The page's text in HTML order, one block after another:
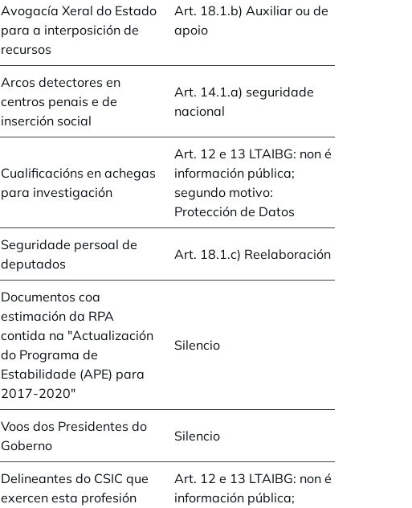
Avogacía Xeral do Estado
para a interposición de
recursos
Art. 18.1.b) Auxiliar ou de
apoio
Arcos detectores en
centros penais e de
inserción social
Art. 14.1.a) seguridade
nacional
Cualificacións en achegas
para investigación
Art. 12 e 13 LTAIBG: non é
información pública;
segundo motivo:
Protección de Datos
Seguridade persoal de
deputados
Art. 18.1.c) Reelaboración
Documentos coa
estimación da RPA
contida na "Actualización
do Programa de
Estabilidade (APE) para
2017-2020"
Silencio
Voos dos Presidentes do
Goberno
Silencio
Delineantes do CSIC que
exercen esta profesión
Art. 12 e 13 LTAIBG: non é
información pública;